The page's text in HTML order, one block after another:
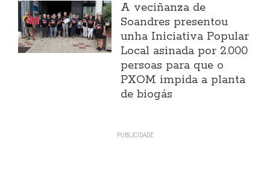
A veciñanza de
Soandres presentou
unha Iniciativa Popular
Local asinada por 2.000
persoas para que o
PXOM impida a planta
de biogás